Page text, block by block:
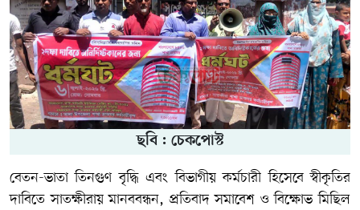
ছবি : চেকপোস্ট
বেতন-ভাতা তিনগুণ বৃদ্ধি এবং বিভাগীয় কর্মচারী হিসেবে স্বীকৃতির
দাবিতে সাতক্ষীরায় মানববন্ধন, প্রতিবাদ সমাবেশ ও বিক্ষোভ মিছিল